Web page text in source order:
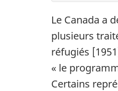
Le Canada a
plusieurs
réfugiés
« le
Certains